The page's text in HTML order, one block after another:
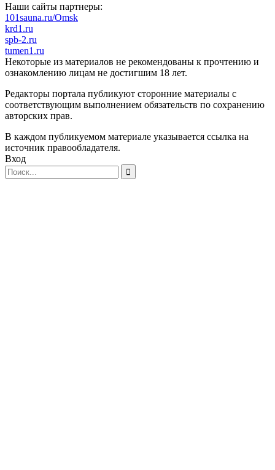
Наши сайты партнеры:
101sauna.ru/Omsk
krd1.ru
spb-2.ru
tumen1.ru
Некоторые из материалов не рекомендованы к прочтению и
ознакомлению лицам не достигшим 18 лет.
Редакторы портала публикуют сторонние материалы с
соответствующим выполнением обязательств по сохранению
авторских прав.
В каждом публикуемом материале указывается ссылка на
источник правообладателя.
Вход